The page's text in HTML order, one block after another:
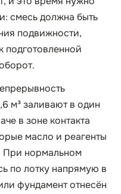
смесь должна быть
подвижности,
подготовленной
м³ заливают в один
в зоне контакта
масло и реагенты
При нормальном
по лотку напрямую в
фундамент отнесён